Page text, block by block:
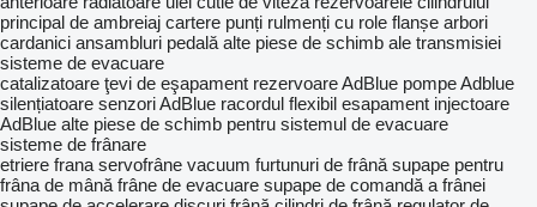
principal de ambreiaj cartere punți rulmenți cu role flanșe arbori
cardanici ansambluri pedală alte piese de schimb ale transmisiei
sisteme de evacuare
catalizatoare ţevi de eşapament rezervoare AdBlue pompe Adblue
silențiatoare senzori AdBlue racordul flexibil esapament injectoare
AdBlue alte piese de schimb pentru sistemul de evacuare
sisteme de frânare
etriere frana servofrâne vacuum furtunuri de frână supape pentru
frâna de mână frâne de evacuare supape de comandă a frânei